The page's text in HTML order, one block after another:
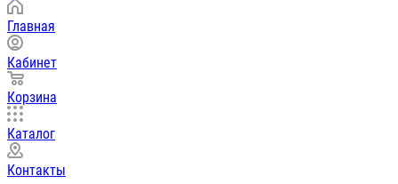
Главная
Кабинет
Корзина
Каталог
Контакты